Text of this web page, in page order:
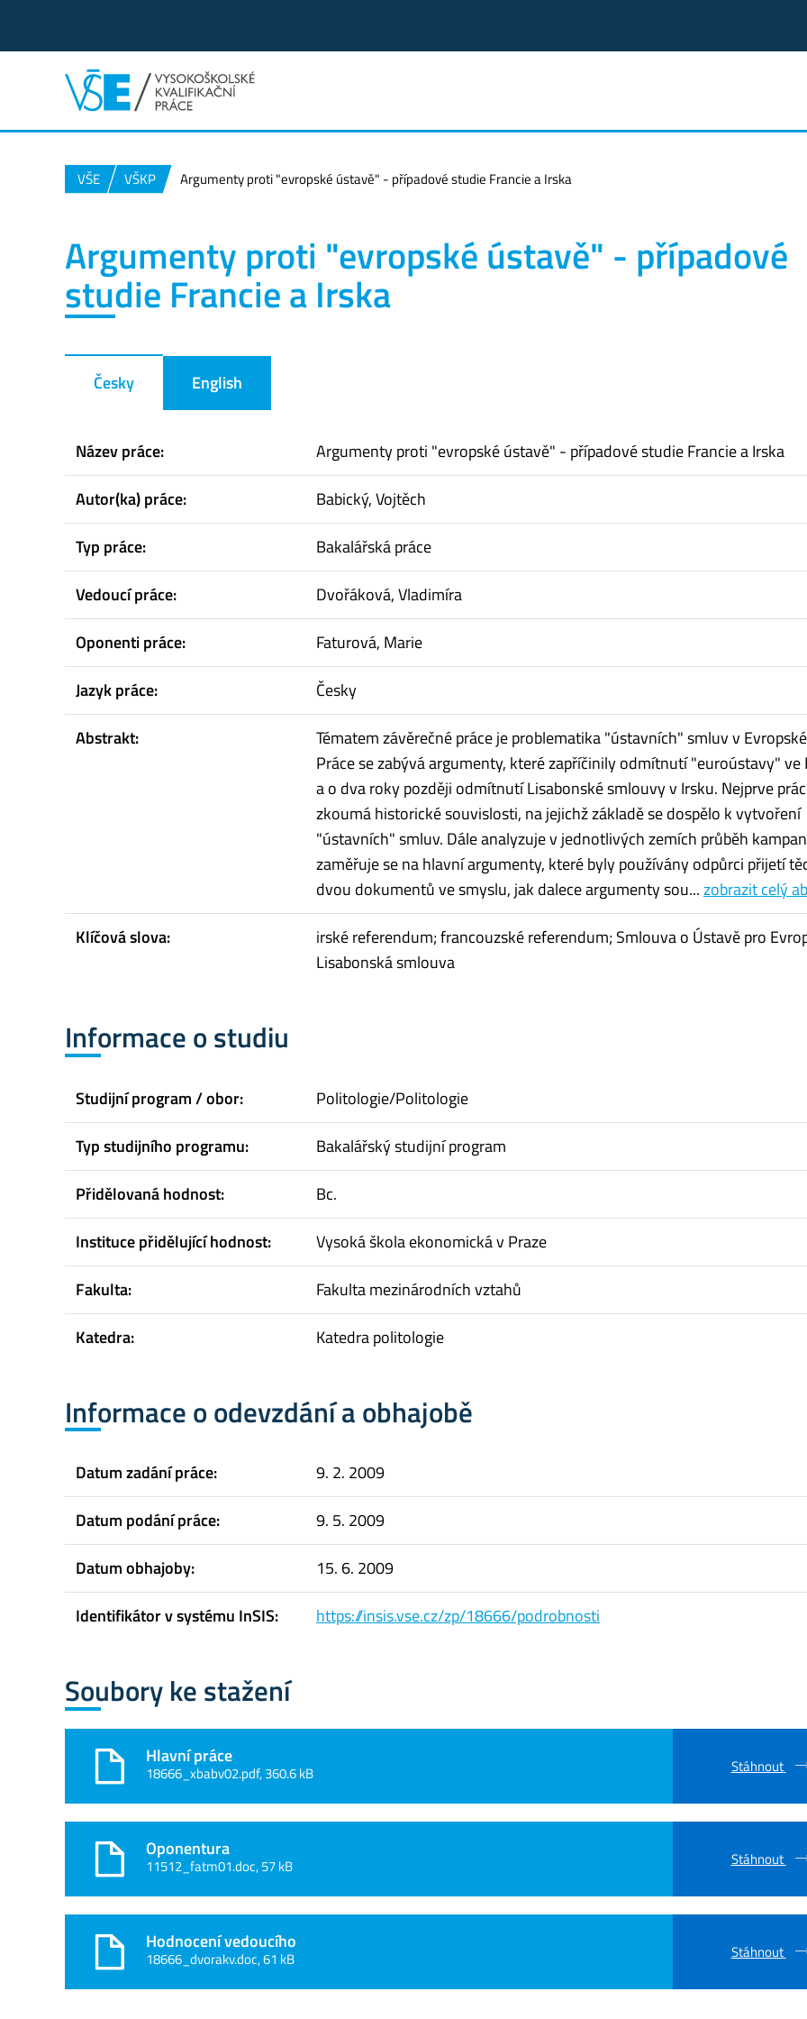
VŠE VŠKP Argumenty proti "evropské ústavě" - případové studie Francie a Irska
Argumenty proti "evropské ústavě" - případové
studie Francie a Irska
Česky English
Název práce:
Argumenty proti "evropské ústavě" - případové studie Francie a Irska
Autor(ka) práce:
Babický, Vojtěch
Typ práce:
Bakalářská práce
Vedoucí práce:
Dvořáková, Vladimíra
Oponenti práce:
Faturová, Marie
Jazyk práce:
Česky
Abstrakt:
Tématem závěrečné práce je problematika "ústavních" smluv v
Práce se zabývá argumenty, které zapříčinily odmítnutí "euroústavy" ve
a o dva roky později odmítnutí Lisabonské smlouvy v Irsku. Nejprve
zkoumá historické souvislosti, na jejichž základě se dospělo k vytvoření
"ústavních" smluv. Dále analyzuje v jednotlivých zemích průběh
zaměřuje se na hlavní argumenty, které byly používány odpůrci přijetí
dvou dokumentů ve smyslu, jak dalece argumenty sou...zobrazit celý
Klíčová slova:
irské referendum; francouzské referendum; Smlouva o Ústavě pro
Lisabonská smlouva
Informace o studiu
Studijní program / obor:
Politologie/Politologie
Typ studijního programu:
Bakalářský studijní program
Přidělovaná hodnost:
Bc.
Instituce přidělující hodnost:
Vysoká škola ekonomická v Praze
Fakulta:
Fakulta mezinárodních vztahů
Katedra:
Katedra politologie
Informace o odevzdání a obhajobě
Datum zadání práce:
9. 2. 2009
Datum podání práce:
9. 5. 2009
Datum obhajoby:
15. 6. 2009
Identifikátor v systému InSIS:
https://insis.vse.cz/zp/18666/podrobnosti
Soubory ke stažení
Hlavní práce
18666_xbabv02.pdf, 360.6 kB Stáhnout
Oponentura
11512_fatm01.doc, 57 kB Stáhnout
Hodnocení vedoucího
18666_dvorakv.doc, 61 kB Stáhnout